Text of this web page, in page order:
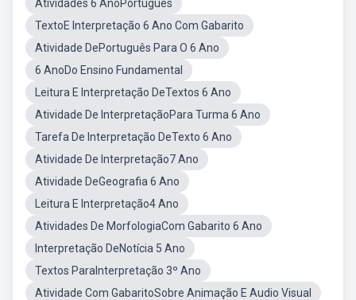
Atividades 6 AnoPortuguês
TextoE Interpretação 6 Ano Com Gabarito
Atividade DePortuguês Para O 6 Ano
6 AnoDo Ensino Fundamental
Leitura E Interpretação DeTextos 6 Ano
Atividade De InterpretaçãoPara Turma 6 Ano
Tarefa De Interpretação DeTexto 6 Ano
Atividade De Interpretação7 Ano
Atividade DeGeografia 6 Ano
Leitura E Interpretação4 Ano
Atividades De MorfologiaCom Gabarito 6 Ano
Interpretação DeNotícia 5 Ano
Textos ParaInterpretação 3º Ano
Atividade Com GabaritoSobre Animação E Audio Visual